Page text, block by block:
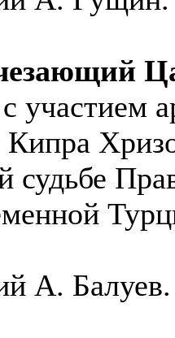
участием
Кипра
судьбе
А. Балуев.